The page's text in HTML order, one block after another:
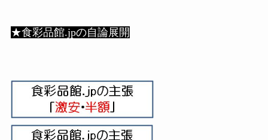
★食彩品館.jpの自論展開